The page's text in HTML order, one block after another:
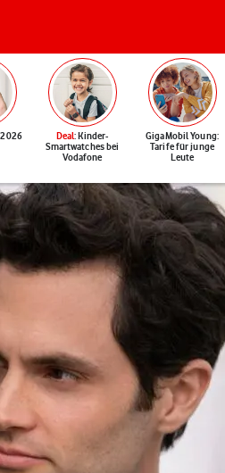
Deal: Kinder-
Smartwatches bei
Vodafone
GigaMobil Young:
Tarife für junge
Leute